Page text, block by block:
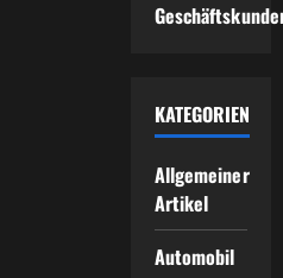
KATEGORIEN
Allgemeiner
Artikel
Automobil